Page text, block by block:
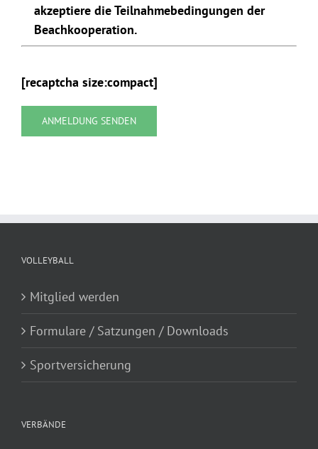
akzeptiere die Teilnahmebedingungen der
Beachkooperation.
[recaptcha size:compact]
VOLLEYBALL
Mitglied werden
Formulare / Satzungen / Downloads
Sportversicherung
VERBÄNDE